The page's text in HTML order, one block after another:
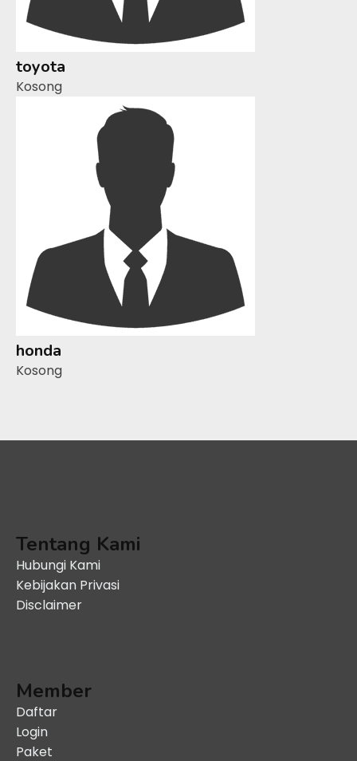
toyota
Kosong
honda
Kosong
Tentang Kami
Hubungi Kami
Kebijakan Privasi
Disclaimer
Member
Daftar
Login
Paket